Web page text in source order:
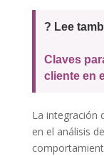
? Lee
Claves
cliente en
La integración
en el análisis